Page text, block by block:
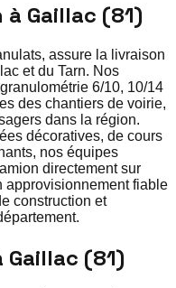
Gaillac (81)
assure la livraison
et du Tarn. Nos
6/10, 10/14
des chantiers de voirie,
dans la région.
décoratives, de cours
nos équipes
directement sur
approvisionnement fiable
construction et
(81)